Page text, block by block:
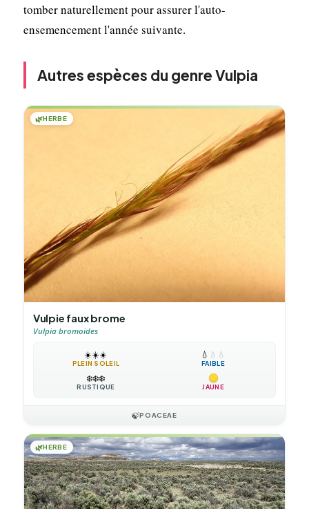
tomber naturellement pour assurer l'auto-
ensemencement l'année suivante.
Autres espèces du genre Vulpia
🌿HERBE
Vulpie faux brome
Vulpia bromoides
☀️☀️☀️
PLEIN SOLEIL
💧 💧 💧
FAIBLE
❄️❄️❄️
RUSTIQUE JAUNE
🍃POACEAE
🌿HERBE